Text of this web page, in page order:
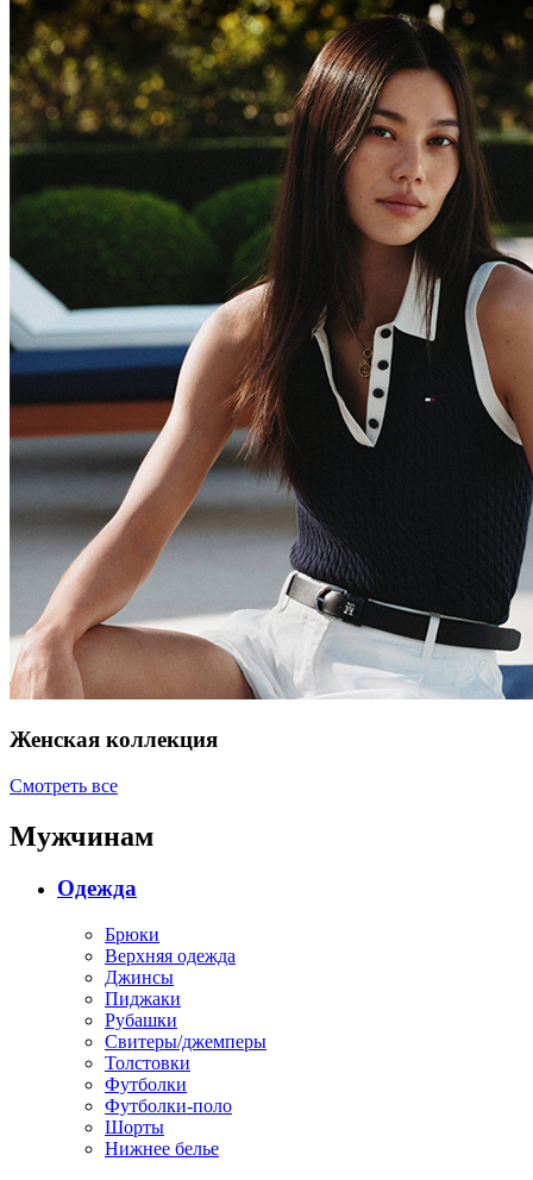
Женская коллекция
Смотреть все
Мужчинам
Одежда
Брюки
Верхняя одежда
Джинсы
Пиджаки
Рубашки
Свитеры/джемперы
Толстовки
Футболки
Футболки-поло
Шорты
Нижнее белье